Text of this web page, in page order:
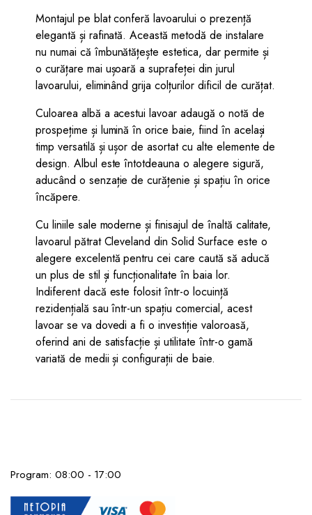
Montajul pe blat conferă lavoarului o prezență
elegantă și rafinată. Această metodă de instalare
nu numai că îmbunătățește estetica, dar permite și
o curățare mai ușoară a suprafeței din jurul
lavoarului, eliminând grija colțurilor dificil de curățat.
Culoarea albă a acestui lavoar adaugă o notă de
prospețime și lumină în orice baie, fiind în același
timp versatilă și ușor de asortat cu alte elemente de
design. Albul este întotdeauna o alegere sigură,
aducând o senzație de curățenie și spațiu în orice
încăpere.
Cu liniile sale moderne și finisajul de înaltă calitate,
lavoarul pătrat Cleveland din Solid Surface este o
alegere excelentă pentru cei care caută să aducă
un plus de stil și funcționalitate în baia lor.
Indiferent dacă este folosit într-o locuință
rezidențială sau într-un spațiu comercial, acest
lavoar se va dovedi a fi o investiție valoroasă,
oferind ani de satisfacție și utilitate într-o gamă
variată de medii și configurații de baie.
Program: 08:00 - 17:00